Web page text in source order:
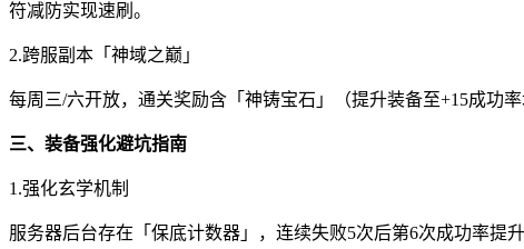
符减防实现速刷。
2.跨服副本「神域之巅」
每周三/六开放，通关奖励含「神铸宝石」（提升装备至+15成功
三、装备强化避坑指南
1.强化玄学机制
服务器后台存在「保底计数器」，连续失败5次后第6次成功率提